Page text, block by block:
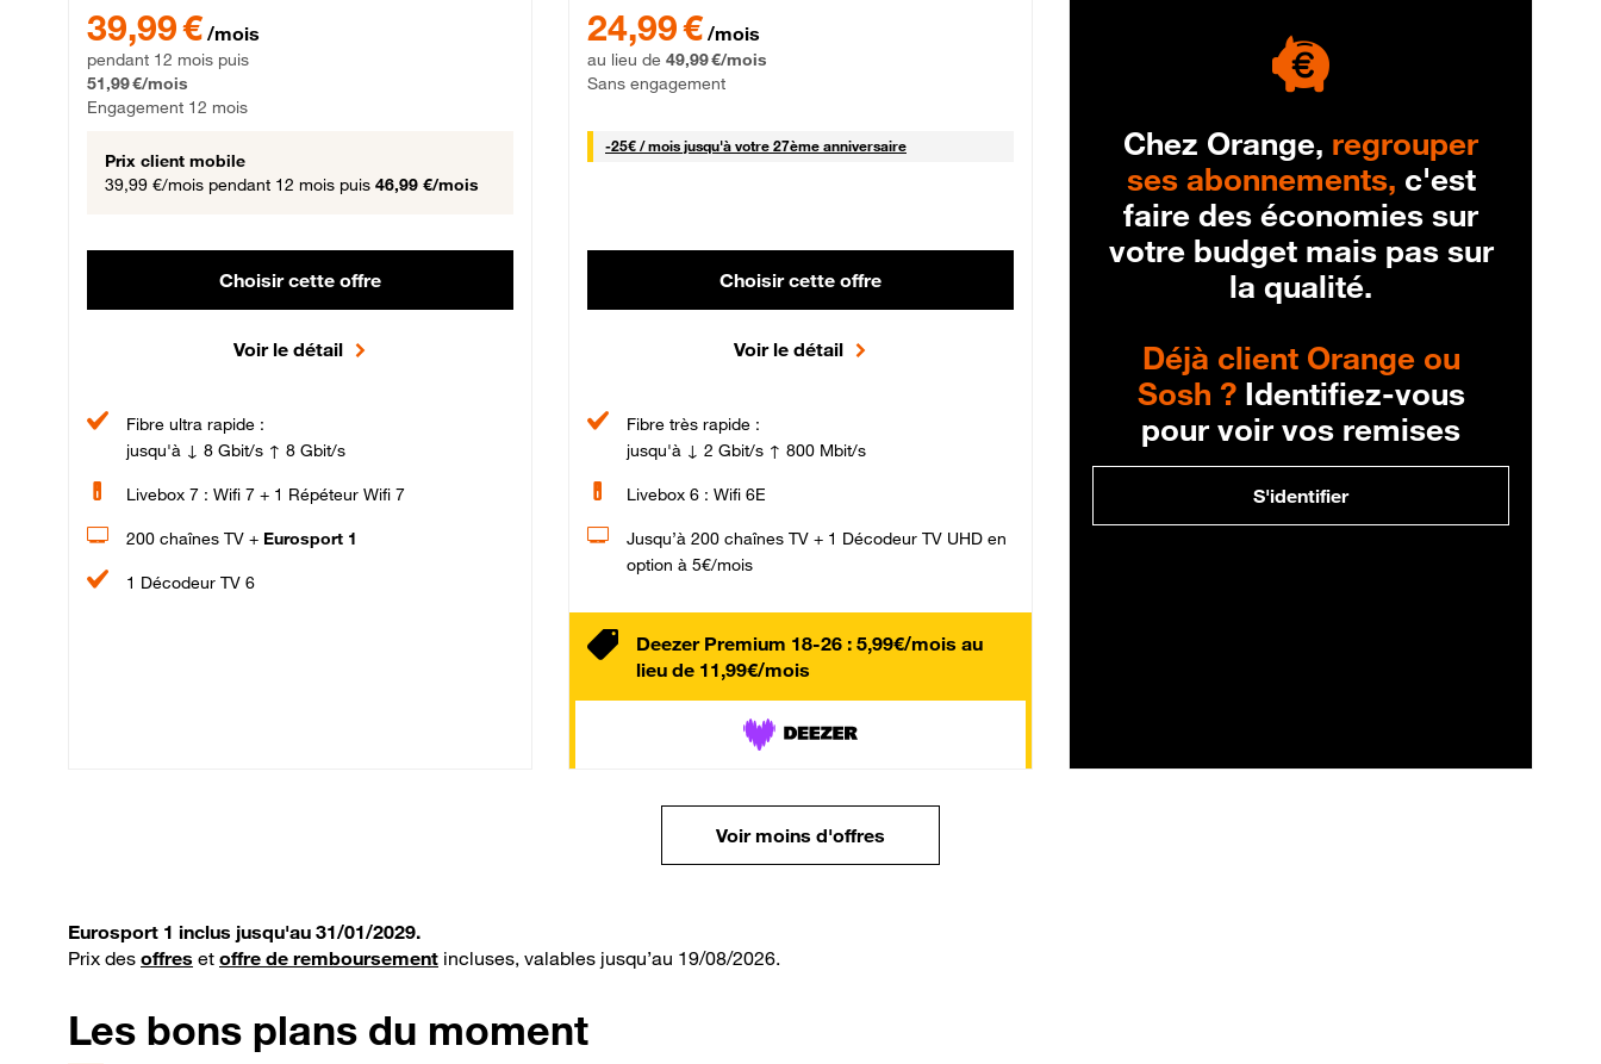
39,99 € /mois
pendant 12 mois puis
51,99 €/mois
Engagement 12 mois
Prix client mobile
39,99 €/mois pendant 12 mois puis 46,99 €/mois
Choisir cette offre
Voir le détail
Fibre ultra rapide :
jusqu'à ↓ 8 Gbit/s ↑ 8 Gbit/s
Livebox 7 : Wifi 7 + 1 Répéteur Wifi 7
200 chaînes TV + Eurosport 1
1 Décodeur TV 6
24,99 € /mois
au lieu de 49,99 €/mois
Sans engagement
-25€ / mois25 € par mois
jusqu'à votre 27ème anniversaire
Choisir cette offre
Voir le détail
Fibre très rapide :
jusqu'à ↓ 2 Gbit/s ↑ 800 Mbit/s
Livebox 6 : Wifi 6E
Jusqu’à 200 chaînes TV + 1 Décodeur TV UHD en
option à 5€/mois
Deezer Premium 18-26 : 5,99€/mois au
lieu de 11,99€/mois
Chez Orange, regrouper
ses abonnements, c'est
faire des économies sur
votre budget mais pas sur
la qualité.
Déjà client Orange ou
Sosh ?Identifiez-vous
pour voir vos remises
S'identifier
Voir moins d'offres
Eurosport 1 inclus jusqu'au 31/01/2029.
Prix des offres et offre de remboursement incluses, valables jusqu’au 19/08/2026.
Les bons plans du moment